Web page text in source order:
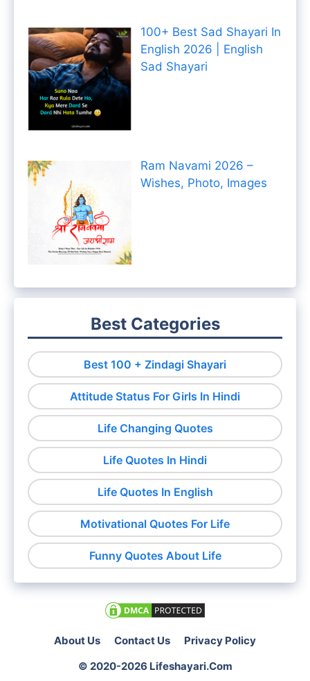
100+ Best Sad Shayari In
English 2026 | English
Sad Shayari
Ram Navami 2026 –
Wishes, Photo, Images
Best Categories
Best 100 + Zindagi Shayari
Attitude Status For Girls In Hindi
Life Changing Quotes
Life Quotes In Hindi
Life Quotes In English
Motivational Quotes For Life
Funny Quotes About Life
About Us Contact Us
Privacy Policy
© 2020-2026 Lifeshayari.com